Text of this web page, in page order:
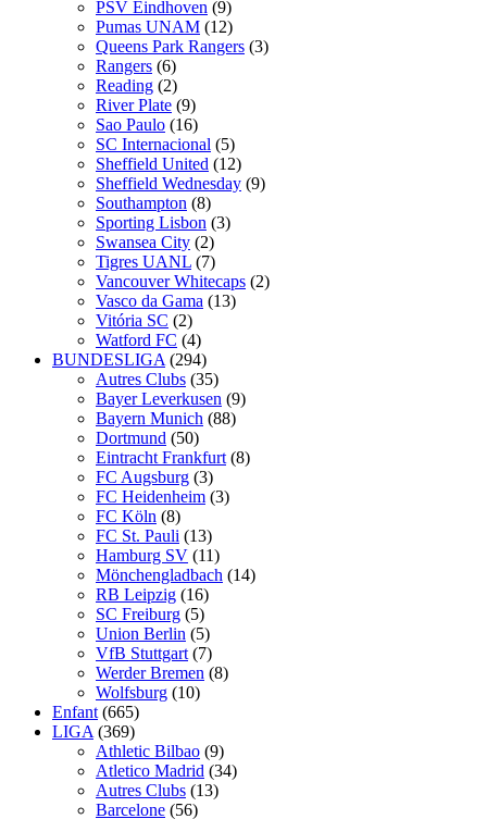
PSV Eindhoven (9)
Pumas UNAM (12)
Queens Park Rangers (3)
Rangers (6)
Reading (2)
River Plate (9)
Sao Paulo (16)
SC Internacional (5)
Sheffield United (12)
Sheffield Wednesday (9)
Southampton (8)
Sporting Lisbon (3)
Swansea City (2)
Tigres UANL (7)
Vancouver Whitecaps (2)
Vasco da Gama (13)
Vitória SC (2)
Watford FC (4)
BUNDESLIGA (294)
Autres Clubs (35)
Bayer Leverkusen (9)
Bayern Munich (88)
Dortmund (50)
Eintracht Frankfurt (8)
FC Augsburg (3)
FC Heidenheim (3)
FC Köln (8)
FC St. Pauli (13)
Hamburg SV (11)
Mönchengladbach (14)
RB Leipzig (16)
SC Freiburg (5)
Union Berlin (5)
VfB Stuttgart (7)
Werder Bremen (8)
Wolfsburg (10)
Enfant (665)
LIGA (369)
Athletic Bilbao (9)
Atletico Madrid (34)
Autres Clubs (13)
Barcelone (56)